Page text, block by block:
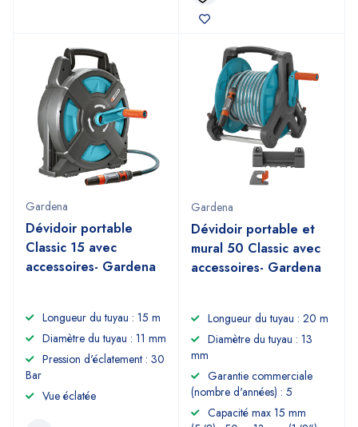
Gardena
Dévidoir portable
Classic 15 avec
accessoires- Gardena
Longueur du tuyau : 15 m
Diamètre du tuyau : 11 mm
Pression d'éclatement : 30
Bar
Vue éclatée
Gardena
Dévidoir portable et
mural 50 Classic avec
accessoires- Gardena
Longueur du tuyau : 20 m
Diamètre du tuyau : 13
mm
Garantie commerciale
(nombre d'années) : 5
Capacité max 15 mm